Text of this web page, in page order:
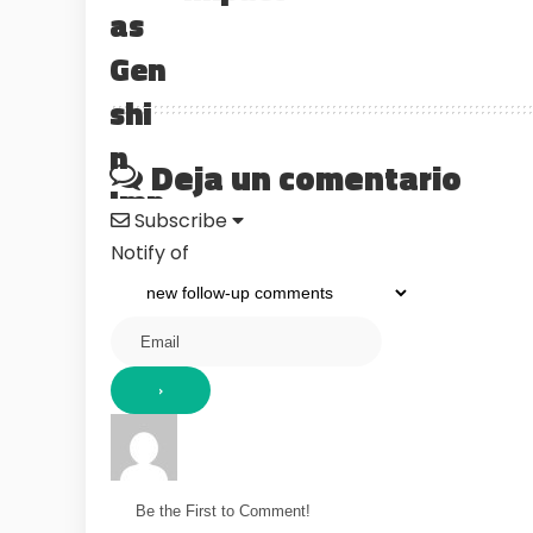
Deja un comentario
Subscribe
Notify of